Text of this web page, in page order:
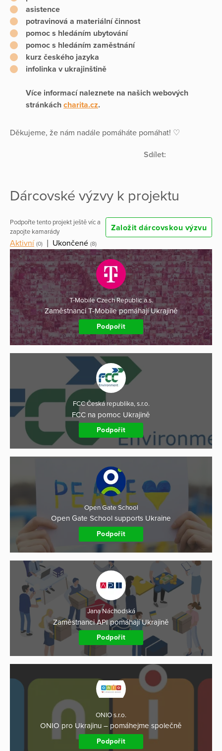
asistence
potravinová a materiální činnost
pomoc s hledáním ubytování
pomoc s hledáním zaměstnání
kurz českého jazyka
infolinka v ukrajinštině
Více informací naleznete na našich webových
stránkách charita.cz.
Děkujeme, že nám nadále pomáháte pomáhat! ♡
Sdílet:
Dárcovské výzvy k projektu
Podpořte tento projekt ještě víc a
zapojte kamarády
Založit dárcovskou výzvu
Aktivní (0) Ukončené (8)
T-Mobile Czech Republic a.s.
Zaměstnanci T-Mobile pomáhají Ukrajině
Podpořit
FCC Česká republika, s.r.o.
FCC na pomoc Ukrajině
Podpořit
Open Gate School
Open Gate School supports Ukraine
Podpořit
Jana Náchodská
Zaměstnanci API pomáhají Ukrajině
Podpořit
ONIO s.r.o.
ONIO pro Ukrajinu – pomáhejme společně
Podpořit